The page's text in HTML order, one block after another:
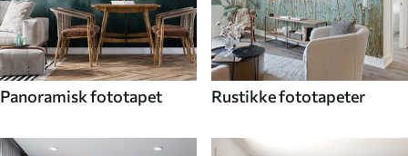
Panoramisk fototapet Rustikke fototapeter